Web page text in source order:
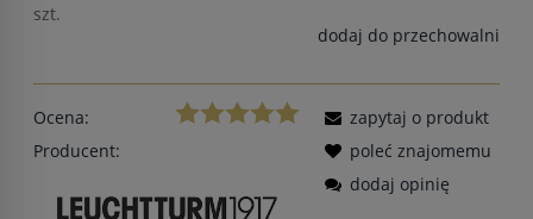
szt.
dodaj do przechowalni
Ocena:
Producent:
zapytaj o produkt
poleć znajomemu
dodaj opinię